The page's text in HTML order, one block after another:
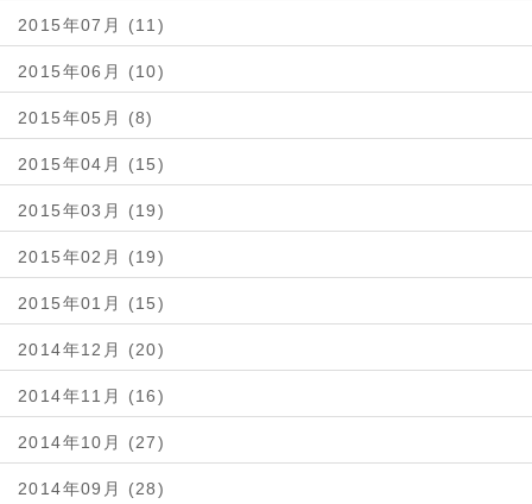
2015年07月 (11)
2015年06月 (10)
2015年05月 (8)
2015年04月 (15)
2015年03月 (19)
2015年02月 (19)
2015年01月 (15)
2014年12月 (20)
2014年11月 (16)
2014年10月 (27)
2014年09月 (28)